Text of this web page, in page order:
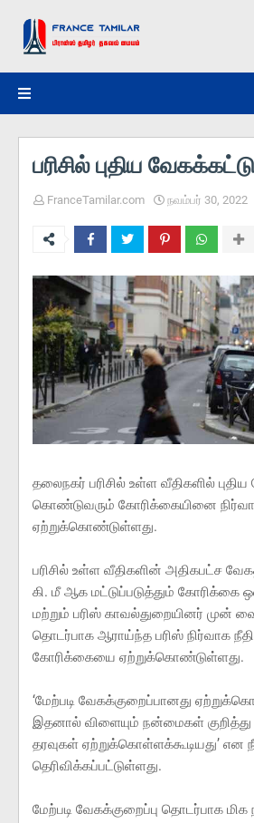
பரிசில் புதிய
FranceTamilar.com நவம்பர் 30, 2022
தலைநகர் பரிசில் உள்ள வீதிகளில் புதிய
கொண்டுவரும் கோரிக்கையினை
ஏற்றுக்கொண்டுள்ளது.
பரிசில் உள்ள வீதிகளின் அதிகபட்ச
கி. மீ ஆக மட்டுப்படுத்தும் கோரிக்கை
மற்றும் பரிஸ் காவல்துறையினர் முன்
தொடர்பாக ஆராய்ந்த பரிஸ் நிர்வாக
கோரிக்கையை ஏற்றுக்கொண்டுள்ளது.
‘மேற்படி வேகக்குறைப்பானது
இதனால் விளையும் நன்மைகள் குறித்து
தரவுகள் ஏற்றுக்கொள்ளக்கூடியது’ என
தெரிவிக்கப்பட்டுள்ளது.
மேற்படி வேகக்குறைப்பு தொடர்பாக